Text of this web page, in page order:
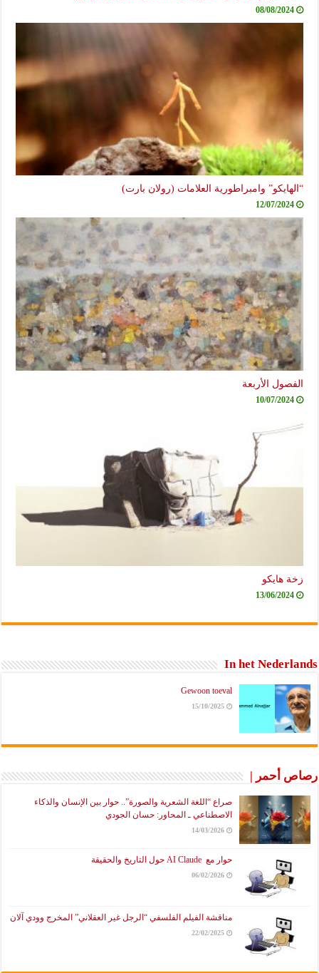
08/08/2024
“الهايكو” وامبراطورية العلامات (رولان بارت)
12/07/2024
الفصول الأربعة
10/07/2024
زخة هايكو
13/06/2024
In het Nederlands
Gewoon toeval
15/10/2025
رصاص أحمر |
صراع “اللغة الشعرية والصورة”.. حوار بين الإنسان والذكاء
الاصطناعي ـ المحاور: حسان الجودي
14/03/2026
حوار مع AI Claude حول التاريخ والحقيقة
06/02/2026
مناقشة الفيلم الفلسفي “الرجل غير العقلاني” المخرج وودي آلان
22/02/2025